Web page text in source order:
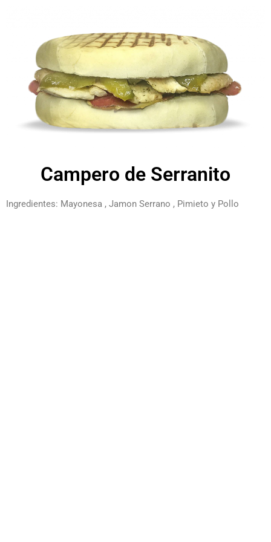
Campero de Serranito
Ingredientes: Mayonesa , Jamon Serrano , Pimieto y Pollo